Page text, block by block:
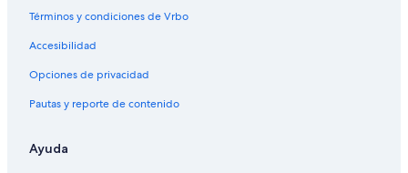
Términos y condiciones de Vrbo
Accesibilidad
Opciones de privacidad
Pautas y reporte de contenido
Ayuda